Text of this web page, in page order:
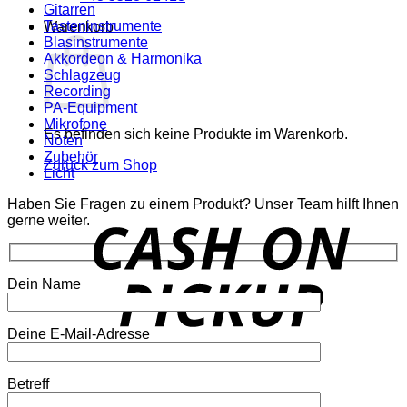
Warenkorb
Es befinden sich keine Produkte im Warenkorb.
Zurück zum Shop
Gitarren
Tasteninstrumente
Blasinstrumente
Akkordeon & Harmonika
Schlagzeug
Recording
PA-Equipment
Mikrofone
Noten
Zubehör
Licht
Haben Sie Fragen zu einem Produkt? Unser Team hilft Ihnen
gerne weiter.
Dein Name
Deine E-Mail-Adresse
Betreff